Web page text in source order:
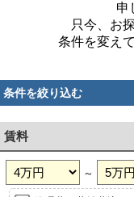
申
只今、お
条件を変え
条件を絞り込む
賃料
～